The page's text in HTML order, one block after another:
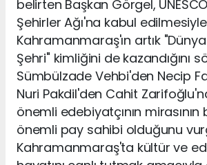
belirten Başkan Görgel,
Şehirler Ağı'na kabul
Kahramanmaraş'ın artık
Şehri" kimliğini de kazandığını
Sümbülzade Vehbi'den Necip
Nuri Pakdil'den Cahit
önemli edebiyatçının mirasının
önemli pay sahibi olduğunu
Kahramanmaraş'ta kültür ve